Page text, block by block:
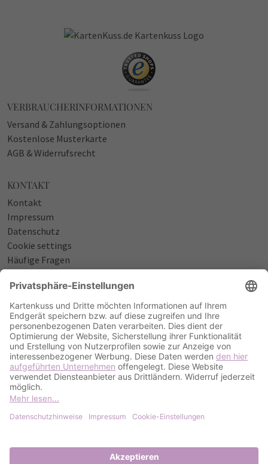
VERBRAUCHERINFORMATIONEN
Versand & Zahlungsoptionen
Kostenlose Musterkarte
AGB & Widerrufsrecht
KONTAKT
Kontakt
Impressum
Datenschutz
Cookie settings
Häufige Fragen
NÜTZLICHES
Sprüche zur Geburt
Einladungstexte zum Geburtstag
Einladungstexte zur Silberhochzeit
Qualität & Umschläge
Bestellablauf
ZAHLUNGSOPTIONEN
Kreditkarte